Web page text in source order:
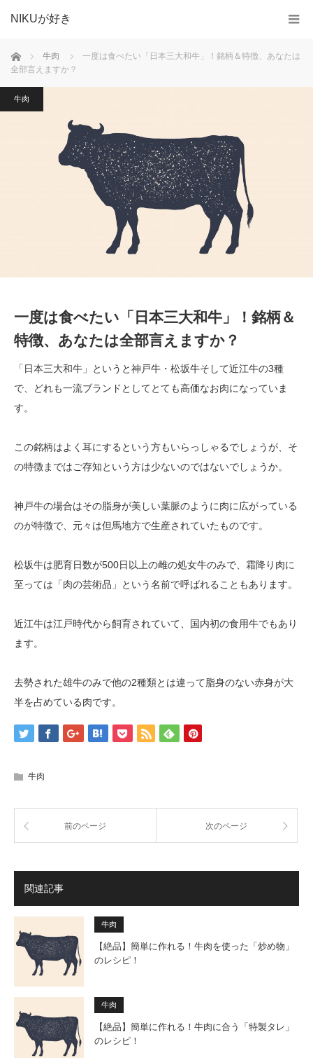
NIKUが好き
ホーム 牛肉
一度は食べたい「日本三大和牛」！銘柄＆特徴、あなたは
全部言えますか？
牛肉
一度は食べたい「日本三大和牛」！銘柄＆
特徴、あなたは全部言えますか？
「日本三大和牛」というと神戸牛・松坂牛そして近江牛の3種
で、どれも一流ブランドとしてとても高価なお肉になっていま
す。
この銘柄はよく耳にするという方もいらっしゃるでしょうが、そ
の特徴まではご存知という方は少ないのではないでしょうか。
神戸牛の場合はその脂身が美しい葉脈のように肉に広がっている
のが特徴で、元々は但馬地方で生産されていたものです。
松坂牛は肥育日数が500日以上の雌の処女牛のみで、霜降り肉に
至っては「肉の芸術品」という名前で呼ばれることもあります。
近江牛は江戸時代から飼育されていて、国内初の食用牛でもあり
ます。
去勢された雄牛のみで他の2種類とは違って脂身のない赤身が大
半を占めている肉です。
牛肉
前のページ 次のページ
関連記事
牛肉
【絶品】簡単に作れる！牛肉を使った「炒め物」
のレシピ！
牛肉
【絶品】簡単に作れる！牛肉に合う「特製タレ」
のレシピ！